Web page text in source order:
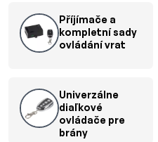
Příjímače a
kompletní sady
ovládání vrat
Univerzálne
diaľkové
ovládače pre
brány